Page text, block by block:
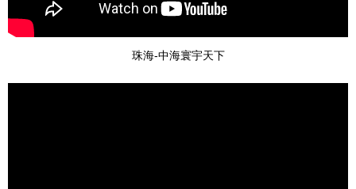
珠海-中海寰宇天下